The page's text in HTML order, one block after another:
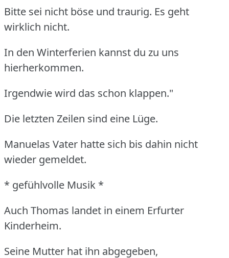
Bitte sei nicht böse und traurig. Es geht
wirklich nicht.
In den Winterferien kannst du zu uns
hierherkommen.
Irgendwie wird das schon klappen."
Die letzten Zeilen sind eine Lüge.
Manuelas Vater hatte sich bis dahin nicht
wieder gemeldet.
* gefühlvolle Musik *
Auch Thomas landet in einem Erfurter
Kinderheim.
Seine Mutter hat ihn abgegeben,